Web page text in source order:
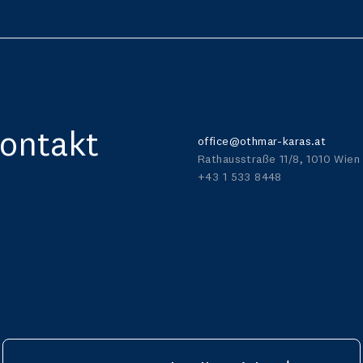
office@othmar-karas.at
Rathausstraße 11/8, 1010 Wien
+43 1 533 8448